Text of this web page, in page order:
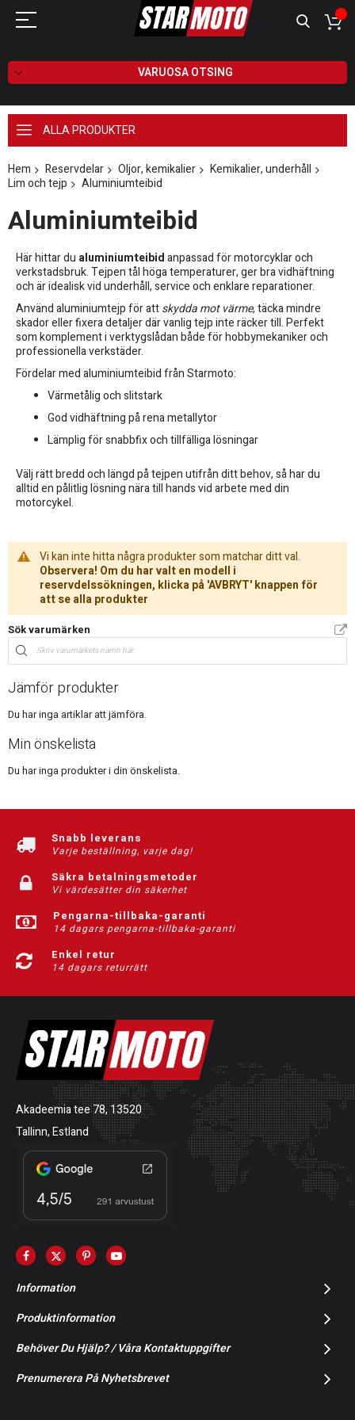
VARUOSA OTSING
ALLA PRODUKTER
Hem Reservdelar Oljor, kemikalier
Kemikalier, underhåll
Lim och tejp
Aluminiumteibid
Aluminiumteibid
Här hittar du aluminiumteibidanpassad för motorcyklar och
verkstadsbruk. Tejpen tål höga temperaturer, ger bra vidhäftning
och är idealisk vid underhåll, service och enklare reparationer.
Använd aluminiumtejp för attskydda mot värme, täcka mindre
skador eller fixera detaljer där vanlig tejp inte räcker till. Perfekt
som komplement i verktygslådan både för hobbymekaniker och
professionella verkstäder.
Fördelar med aluminiumteibid från Starmoto:
Värmetålig och slitstark
God vidhäftning på rena metallytor
Lämplig för snabbfix och tillfälliga lösningar
Välj rätt bredd och längd på tejpen utifrån ditt behov, så har du
alltid en pålitlig lösning nära till hands vid arbete med din
motorcykel.
Vi kan inte hitta några produkter som matchar ditt val.
Observera! Om du har valt en modell i
reservdelssökningen, klicka på 'AVBRYT' knappen för
att se alla produkter
Sök varumärken
Jämför produkter
Du har inga artiklar att jämföra.
Min önskelista
Du har inga produkter i din önskelista.
Snabb leverans
Varje beställning, varje dag!
Säkra betalningsmetoder
Vi värdesätter din säkerhet
Pengarna-tillbaka-garanti
14 dagars pengarna-tillbaka-garanti
Enkel retur
14 dagars returrätt
Akadeemia tee 78, 13520
Tallinn, Estland
Information
Produktinformation
Behöver Du Hjälp? / Våra Kontaktuppgifter
Prenumerera På Nyhetsbrevet